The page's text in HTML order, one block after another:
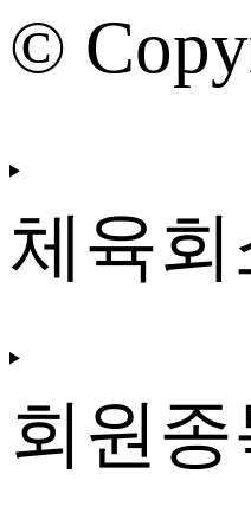
©
체육회
회원